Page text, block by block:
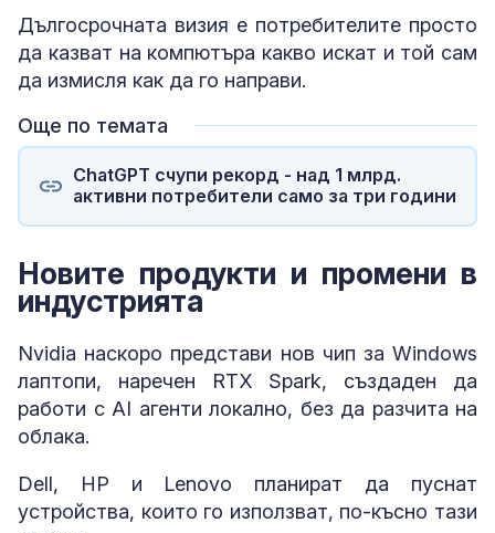
Дългосрочната визия е потребителите просто
да казват на компютъра какво искат и той сам
да измисля как да го направи.
Още по темата
ChatGPT счупи рекорд - над 1 млрд.
активни потребители само за три години
Новите продукти и промени в
индустрията
Nvidia наскоро представи нов чип за Windows
лаптопи, наречен RTX Spark, създаден да
работи с AI агенти локално, без да разчита на
облака.
Dell, HP и Lenovo планират да пуснат
устройства, които го използват, по-късно тази